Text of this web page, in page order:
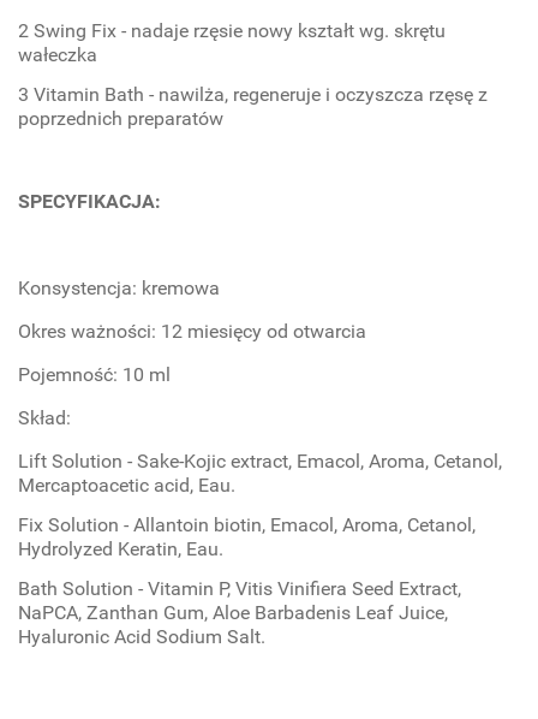
2 Swing Fix - nadaje rzęsie nowy kształt wg. skrętu
wałeczka
3 Vitamin Bath - nawilża, regeneruje i oczyszcza rzęsę z
poprzednich preparatów
SPECYFIKACJA:
Konsystencja: kremowa
Okres ważności: 12 miesięcy od otwarcia
Pojemność: 10 ml
Skład:
Lift Solution - Sake-Kojic extract, Emacol, Aroma, Cetanol,
Mercaptoacetic acid, Eau.
Fix Solution - Allantoin biotin, Emacol, Aroma, Cetanol,
Hydrolyzed Keratin, Eau.
Bath Solution - Vitamin P, Vitis Vinifiera Seed Extract,
NaPCA, Zanthan Gum, Aloe Barbadenis Leaf Juice,
Hyaluronic Acid Sodium Salt.